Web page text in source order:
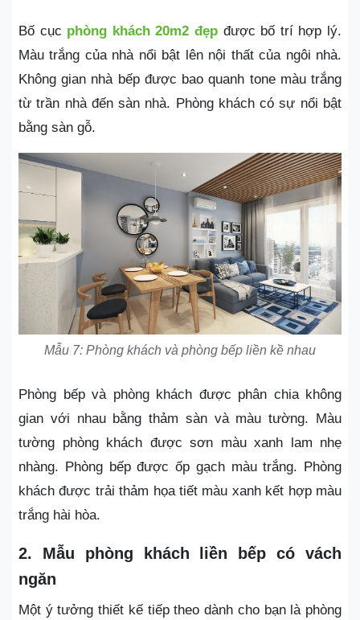
Bố cục phòng khách 20m2 đẹp được bố trí hợp lý.
Màu trắng của nhà nổi bật lên nội thất của ngôi nhà.
Không gian nhà bếp được bao quanh tone màu trắng
từ trần nhà đến sàn nhà. Phòng khách có sự nổi bật
bằng sàn gỗ.
Mẫu 7: Phòng khách và phòng bếp liền kề nhau
Phòng bếp và phòng khách được phân chia không
gian với nhau bằng thảm sàn và màu tường. Màu
tường phòng khách được sơn màu xanh lam nhẹ
nhàng. Phòng bếp được ốp gạch màu trắng. Phòng
khách được trải thảm họa tiết màu xanh kết hợp màu
trắng hài hòa.
2. Mẫu phòng khách liền bếp có vách
ngăn
Một ý tưởng thiết kế tiếp theo dành cho bạn là phòng